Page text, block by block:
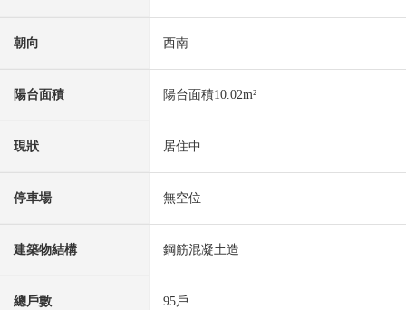
朝向 西南
陽台面積 陽台面積10.02m²
現狀 居住中
停車場 無空位
建築物結構 鋼筋混凝土造
總戶數 95戶